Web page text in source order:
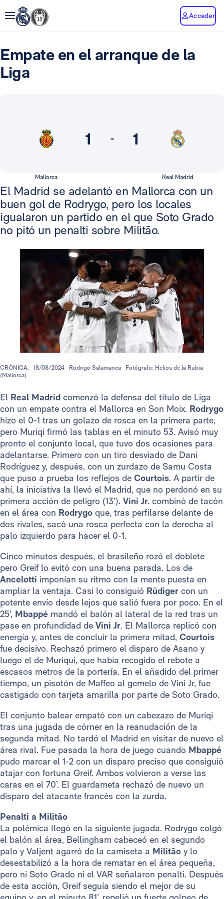
Acceder
Empate en el arranque de la
Liga
1 - 1
Mallorca Real Madrid
El Madrid se adelantó en Mallorca con un
buen gol de Rodrygo, pero los locales
igualaron un partido en el que Soto Grado
no pitó un penalti sobre Militão.
CRÓNICA. 18/08/2024 Rodrigo Salamanca
Fotógrafo: Helios de la Rubia
(Mallorca)
El Real Madrid comenzó la defensa del título de Liga
con un empate contra el Mallorca en Son Moix. Rodrygo
hizo el 0-1 tras un golazo de rosca en la primera parte,
pero Muriqi firmó las tablas en el minuto 53. Avisó muy
pronto el conjunto local, que tuvo dos ocasiones para
adelantarse. Primero con un tiro desviado de Dani
Rodríguez y, después, con un zurdazo de Samu Costa
que puso a prueba los reflejos de Courtois. A partir de
ahí, la iniciativa la llevó el Madrid, que no perdonó en su
primera acción de peligro (13’). Vini Jr. combinó de tacón
en el área con Rodrygo que, tras perfilarse delante de
dos rivales, sacó una rosca perfecta con la derecha al
palo izquierdo para hacer el 0-1.
Cinco minutos después, el brasileño rozó el doblete
pero Greif lo evitó con una buena parada. Los de
Ancelotti imponían su ritmo con la mente puesta en
ampliar la ventaja. Casi lo consiguió Rüdiger con un
potente envío desde lejos que salió fuera por poco. En el
25’, Mbappé mandó el balón al lateral de la red tras un
pase en profundidad de Vini Jr. El Mallorca replicó con
energía y, antes de concluir la primera mitad, Courtois
fue decisivo. Rechazó primero el disparo de Asano y
luego el de Muriqui, que había recogido el rebote a
escasos metros de la portería. En el añadido del primer
tiempo, un pisotón de Maffeo al gemelo de Vini Jr, fue
castigado con tarjeta amarilla por parte de Soto Grado.
El conjunto balear empató con un cabezazo de Muriqi
tras una jugada de córner en la reanudación de la
segunda mitad. No tardó el Madrid en visitar de nuevo el
área rival. Fue pasada la hora de juego cuando Mbappé
pudo marcar el 1-2 con un disparo preciso que consiguió
atajar con fortuna Greif. Ambos volvieron a verse las
caras en el 70’. El guardameta rechazó de nuevo un
disparo del atacante francés con la zurda.
Penalti a Militão
La polémica llegó en la siguiente jugada. Rodrygo colgó
el balón al área, Bellingham cabeceó en el segundo
palo y Valjent agarró de la camiseta a Militão y lo
desestabilizó a la hora de rematar en el área pequeña,
pero ni Soto Grado ni el VAR señalaron penalti. Después
de esta acción, Greif seguía siendo el mejor de su